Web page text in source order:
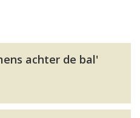
achter de bal'